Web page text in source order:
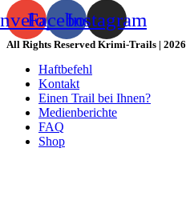
FacebookInstagram
All Rights Reserved Krimi-Trails | 2026
Haftbefehl
Kontakt
Einen Trail bei Ihnen?
Medienberichte
FAQ
Shop